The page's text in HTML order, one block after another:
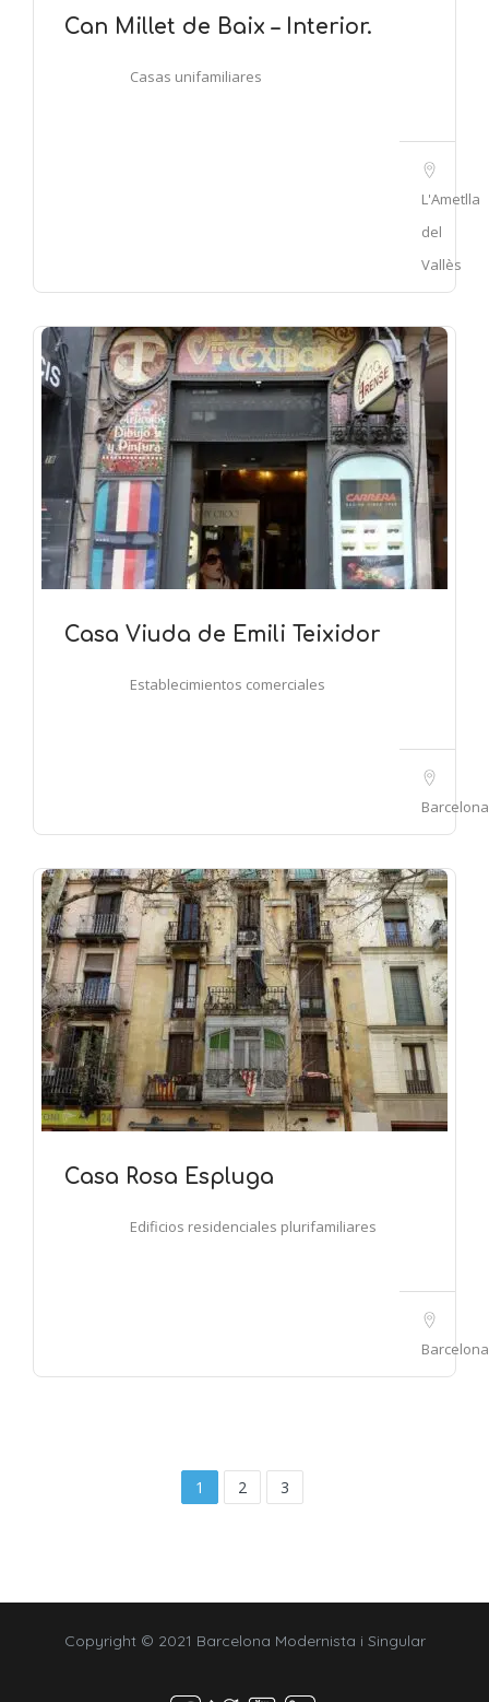
Can Millet de Baix – Interior.
Casas unifamiliares
L'Ametlla
del
Vallès
Casa Viuda de Emili Teixidor
Establecimientos comerciales
Barcelona
Casa Rosa Espluga
Edificios residenciales plurifamiliares
Barcelona
1 2 3
Copyright © 2021 Barcelona Modernista i Singular